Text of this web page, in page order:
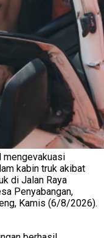
mengevakuasi
kabin truk akibat
di Jalan Raya
Penyabangan,
Kamis (6/8/2026).